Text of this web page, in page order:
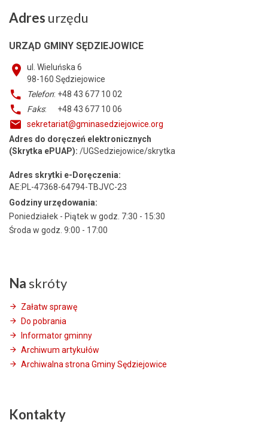
Adres urzędu
URZĄD GMINY SĘDZIEJOWICE
ul. Wieluńska 6
98-160 Sędziejowice
Telefon: +48 43 677 10 02
Faks: +48 43 677 10 06
sekretariat@gminasedziejowice.org
Adres do doręczeń elektronicznych
(Skrytka ePUAP): /UGSedziejowice/skrytka
Adres skrytki e-Doręczenia:
AE:PL-47368-64794-TBJVC-23
Godziny urzędowania:
Poniedziałek - Piątek w godz. 7:30 - 15:30
Środa w godz. 9:00 - 17:00
Na skróty
Załatw sprawę
Do pobrania
Informator gminny
Archiwum artykułów
Archiwalna strona Gminy Sędziejowice
Kontakty